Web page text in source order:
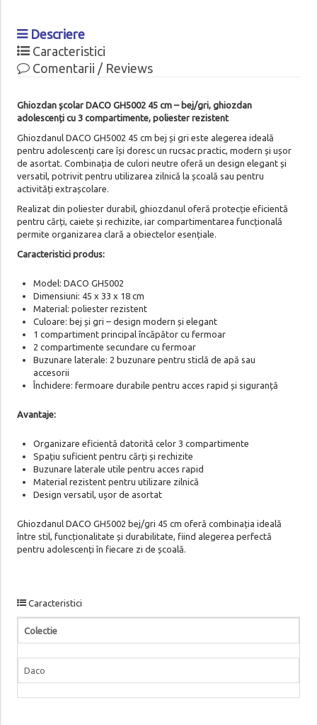
Descriere
Caracteristici
Comentarii / Reviews
Ghiozdan școlar DACO GH5002 45 cm – bej/gri, ghiozdan
adolescenți cu 3 compartimente, poliester rezistent
Ghiozdanul DACO GH5002 45 cm bej și gri este alegerea ideală
pentru adolescenți care își doresc un rucsac practic, modern și ușor
de asortat. Combinația de culori neutre oferă un design elegant și
versatil, potrivit pentru utilizarea zilnică la școală sau pentru
activități extrașcolare.
Realizat din poliester durabil, ghiozdanul oferă protecție eficientă
pentru cărți, caiete și rechizite, iar compartimentarea funcțională
permite organizarea clară a obiectelor esențiale.
Caracteristici produs:
Model: DACO GH5002
Dimensiuni: 45 x 33 x 18 cm
Material: poliester rezistent
Culoare: bej și gri – design modern și elegant
1 compartiment principal încăpător cu fermoar
2 compartimente secundare cu fermoar
Buzunare laterale: 2 buzunare pentru sticlă de apă sau
accesorii
Închidere: fermoare durabile pentru acces rapid și siguranță
Avantaje:
Organizare eficientă datorită celor 3 compartimente
Spațiu suficient pentru cărți și rechizite
Buzunare laterale utile pentru acces rapid
Material rezistent pentru utilizare zilnică
Design versatil, ușor de asortat
Ghiozdanul DACO GH5002 bej/gri 45 cm oferă combinația ideală
între stil, funcționalitate și durabilitate, fiind alegerea perfectă
pentru adolescenți în fiecare zi de școală.
Caracteristici
Colectie
Daco